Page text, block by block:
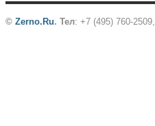
© Zerno.Ru. Тел: +7 (495) 760-2509,